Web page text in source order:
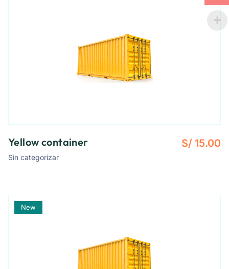
Yellow container
Sin categorizar
S/ 15.00
New